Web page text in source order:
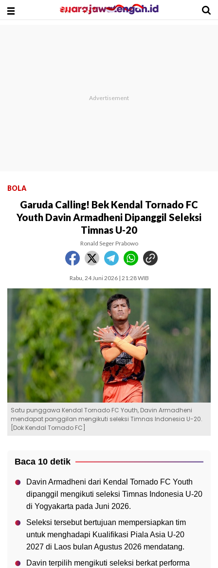
BOLA
Garuda Calling! Bek Kendal Tornado FC
Youth Davin Armadheni Dipanggil Seleksi
Timnas U-20
Ronald Seger Prabowo
Rabu, 24 Juni 2026 | 21:28 WIB
Satu punggawa Kendal Tornado FC Youth, Davin Armadheni
mendapat panggilan mengikuti seleksi Timnas Indonesia U-20.
[Dok Kendal Tornado FC]
Baca 10 detik
Davin Armadheni dari Kendal Tornado FC Youth
dipanggil mengikuti seleksi Timnas Indonesia U-20
di Yogyakarta pada Juni 2026.
Seleksi tersebut bertujuan mempersiapkan tim
untuk menghadapi Kualifikasi Piala Asia U-20
2027 di Laos bulan Agustus 2026 mendatang.
Davin terpilih mengikuti seleksi berkat performa